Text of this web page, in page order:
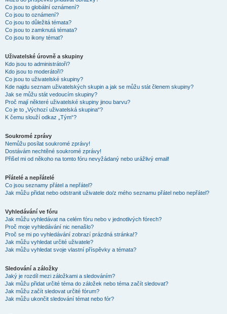
Co jsou to globální oznámení?
Co jsou to oznámení?
Co jsou to důležitá témata?
Co jsou to zamknutá témata?
Co jsou to ikony témat?
Uživatelské úrovně a skupiny
Kdo jsou to administrátoři?
Kdo jsou to moderátoři?
Co jsou to uživatelské skupiny?
Kde najdu seznam uživatelských skupin a jak se můžu stát členem skupiny?
Jak se můžu stát vedoucím skupiny?
Proč mají některé uživatelské skupiny jinou barvu?
Co je to „Výchozí uživatelská skupina“?
K čemu slouží odkaz „Tým“?
Soukromé zprávy
Nemůžu posílat soukromé zprávy!
Dostávám nechtěné soukromé zprávy!
Přišel mi od někoho na tomto fóru nevyžádaný nebo urážlivý email!
Přátelé a nepřátelé
Co jsou seznamy přátel a nepřátel?
Jak můžu přidat nebo odstranit uživatele do/z mého seznamu přátel nebo nepřátel?
Vyhledávání ve fóru
Jak můžu vyhledávat na celém fóru nebo v jednotlivých fórech?
Proč moje vyhledávání nic nenašlo?
Proč se mi po vyhledávání zobrazí prázdná stránka!?
Jak můžu vyhledat určité uživatele?
Jak můžu vyhledat svoje vlastní příspěvky a témata?
Sledování a záložky
Jaký je rozdíl mezi záložkami a sledováním?
Jak můžu přidat určité téma do záložek nebo téma začít sledovat?
Jak můžu začít sledovat určité fórum?
Jak můžu ukončit sledování témat nebo fór?